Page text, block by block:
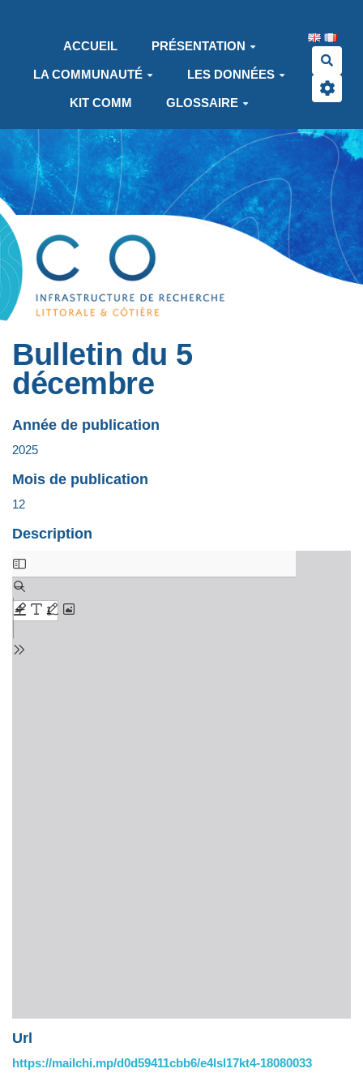
ACCUEIL
PRÉSENTATION
LA COMMUNAUTÉ LES DONNÉES
KIT COMM GLOSSAIRE
Bulletin du 5
décembre
Année de publication
2025
Mois de publication
12
Description
Url
https://mailchi.mp/d0d59411cbb6/e4lsl17kt4-18080033